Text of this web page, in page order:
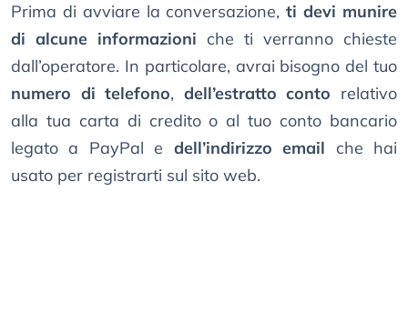
Prima di avviare la conversazione,ti devi munire
di alcune informazioni che ti verranno chieste
dall’operatore. In particolare, avrai bisogno del tuo
numero di telefono, dell’estratto conto relativo
alla tua carta di credito o al tuo conto bancario
legato a PayPal e dell’indirizzo email che hai
usato per registrarti sul sito web.